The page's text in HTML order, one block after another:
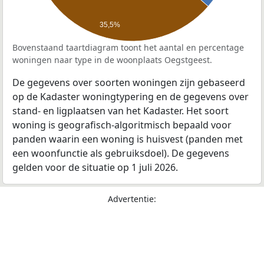
35,5%
Bovenstaand taartdiagram toont het aantal en percentage
woningen naar type in de woonplaats Oegstgeest.
De gegevens over soorten woningen zijn gebaseerd
op de Kadaster woningtypering en de gegevens over
stand- en ligplaatsen van het Kadaster. Het soort
woning is geografisch-algoritmisch bepaald voor
panden waarin een woning is huisvest (panden met
een woonfunctie als gebruiksdoel). De gegevens
gelden voor de situatie op 1 juli 2026.
Advertentie: